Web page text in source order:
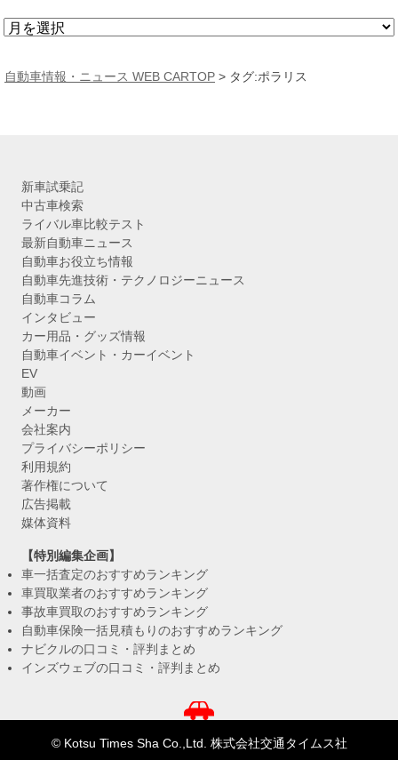
ア
カ
自動車情報・ニュース WEB CARTOP > タグ:ポラリス
新車試乗記
中古車検索
ライバル車比較テスト
最新自動車ニュース
自動車お役立ち情報
自動車先進技術・テクノロジーニュース
自動車コラム
インタビュー
カー用品・グッズ情報
自動車イベント・カーイベント
EV
動画
メーカー
会社案内
プライバシーポリシー
利用規約
著作権について
広告掲載
媒体資料
【特別編集企画】
車一括査定のおすすめランキング
車買取業者のおすすめランキング
事故車買取のおすすめランキング
自動車保険一括見積もりのおすすめランキング
ナビクルの口コミ・評判まとめ
インズウェブの口コミ・評判まとめ
© Kotsu Times Sha Co.,Ltd. 株式会社交通タイムス社